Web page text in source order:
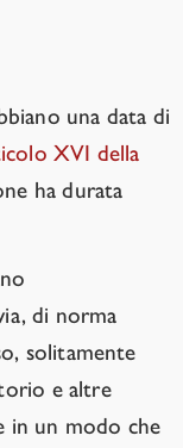
una data di
XVI della
ha durata
di norma
solitamente
e altre
in un modo che